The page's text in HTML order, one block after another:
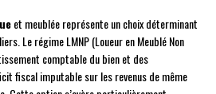
et meublée représente un choix déterminant
Le régime LMNP (Loueur en Meublé Non
comptable du bien et des
fiscal imputable sur les revenus de même